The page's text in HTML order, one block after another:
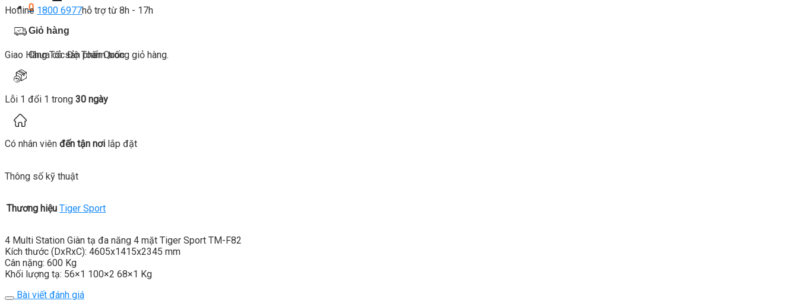
0
Giỏ hàng
Chưa có sản phẩm trong giỏ hàng.
Hotline 1800 6977hỗ trợ từ 8h - 17h
Giao Hàng Tốc Độ Toàn Quốc
Lỗi 1 đổi 1 trong 30 ngày
Có nhân viên đến tận nơi lắp đặt
Thông số kỹ thuật
Thương hiệu Tiger Sport
4 Multi Station Giàn tạ đa năng 4 mặt Tiger Sport TM-F82
Kích thước (DxRxC): 4605x1415x2345 mm
Cân nặng: 600 Kg
Khối lượng tạ: 56×1 100×2 68×1 Kg
Bài viết đánh giá